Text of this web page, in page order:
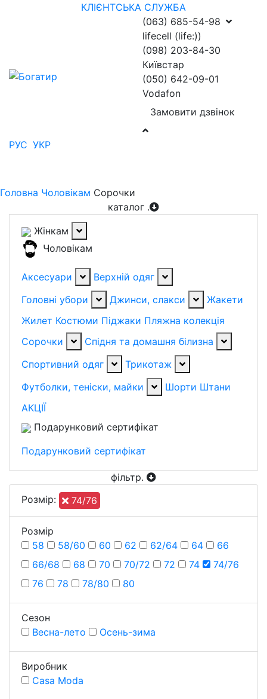
КЛІЄНТСЬКА СЛУЖБА
(063) 685-54-98
lifecell (life:))
(098) 203-84-30
Київстар
(050) 642-09-01
Vodafon
Замовити дзвінок
РУС УКР
Головна Чоловікам Сорочки
каталог .
Жінкам
Чоловікам
Аксесуари
Верхній одяг
Головні убори
Джинси, слакси
Жакети
Жилет Костюми Піджаки Пляжна колекція
Сорочки
Спідня та домашня білизна
Спортивний одяг
Трикотаж
Футболки, теніски, майки
Шорти Штани
АКЦІЇ
Подарунковий сертифікат
Подарунковий сертифікат
фільтр.
Розмiр:
74/76
Розмiр
58
58/60 60 62 62/64 64
66
66/68
68 70 70/72 72 74
74/76
76
78 78/80 80
Сезон
Весна-лето
Осень-зима
Виробник
Casa Moda